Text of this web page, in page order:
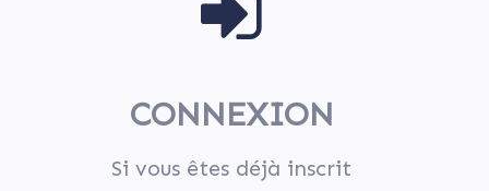
CONNEXION
Si vous êtes déjà inscrit